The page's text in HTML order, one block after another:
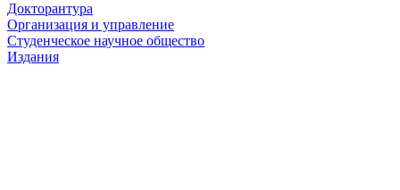
Докторантура
Организация и управление
Студенческое научное общество
Издания